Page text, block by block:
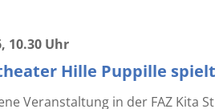
, 10.30 Uhr
Hille Puppille
Veranstaltung in der FAZ Kita